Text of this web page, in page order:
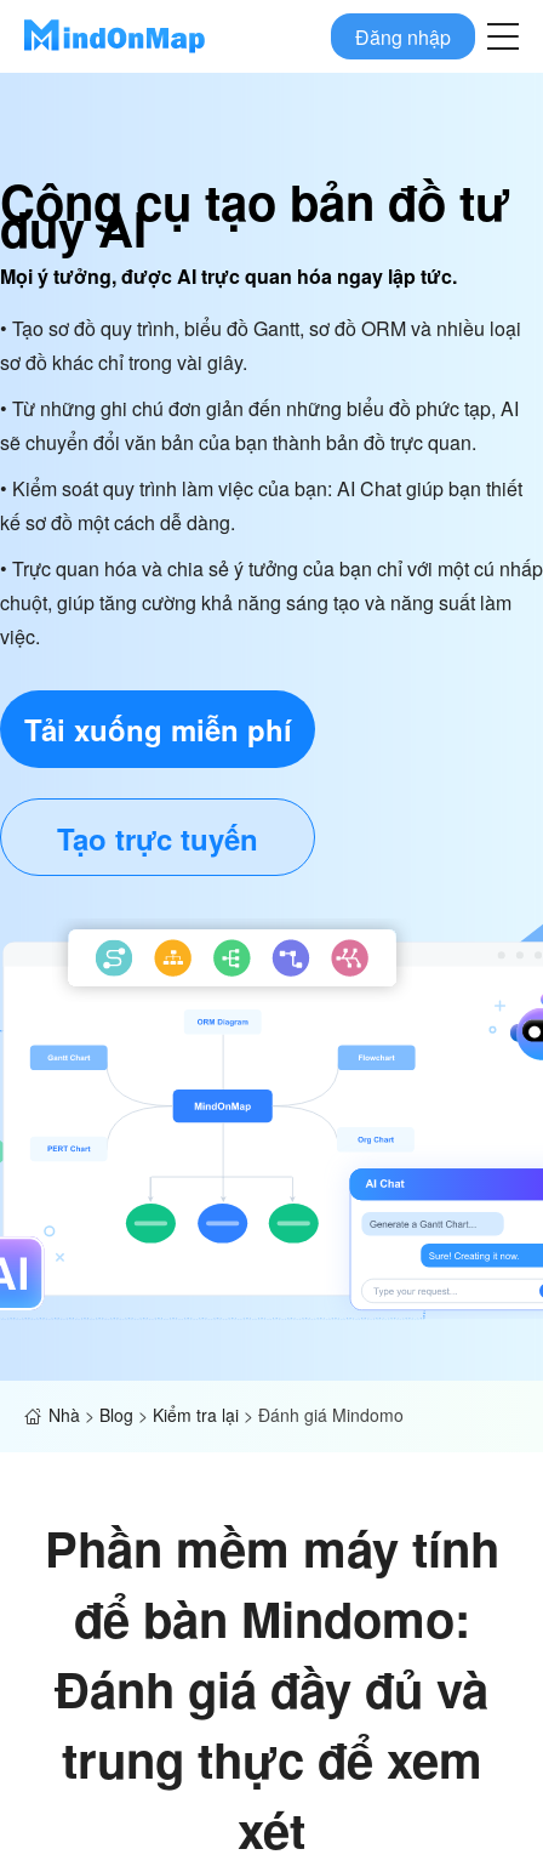
Đăng nhập
Công cụ tạo bản đồ tư
duy AI
Mọi ý tưởng, được AI trực quan hóa ngay lập tức.
• Tạo sơ đồ quy trình, biểu đồ Gantt, sơ đồ ORM và nhiều loại
sơ đồ khác chỉ trong vài giây.
• Từ những ghi chú đơn giản đến những biểu đồ phức tạp, AI
sẽ chuyển đổi văn bản của bạn thành bản đồ trực quan.
• Kiểm soát quy trình làm việc của bạn: AI Chat giúp bạn thiết
kế sơ đồ một cách dễ dàng.
• Trực quan hóa và chia sẻ ý tưởng của bạn chỉ với một cú nhấp
chuột, giúp tăng cường khả năng sáng tạo và năng suất làm
việc.
Tải xuống miễn phí
Tạo trực tuyến
Nhà > Blog > Kiểm tra lại > Đánh giá Mindomo
Phần mềm máy tính
để bàn Mindomo:
Đánh giá đầy đủ và
trung thực để xem
xét